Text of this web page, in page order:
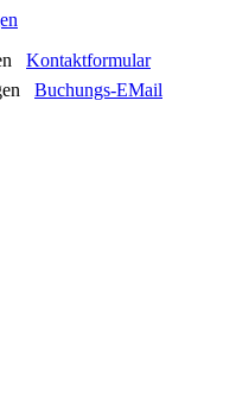
Kontaktformular
Buchungs-EMail